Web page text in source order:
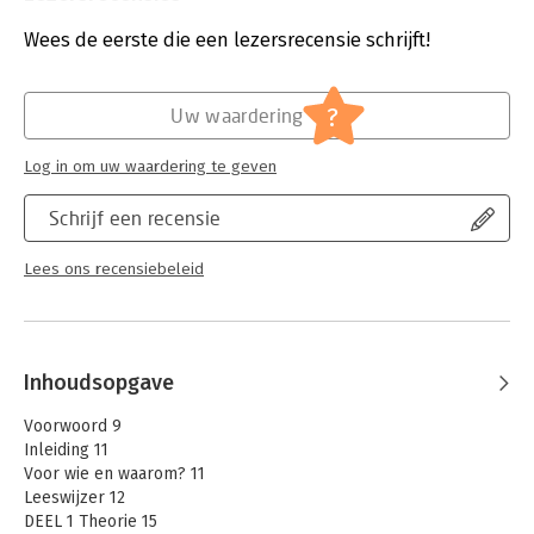
Verschijningsdatum:
20-10-2017
Wees de eerste die een lezersrecensie schrijft!
Schrijf een recensie
Lees ons recensiebeleid
Uw waardering ?
Log in om uw waardering te geven
Inhoudsopgave
Voorwoord 9
Inleiding 11
Voor wie en waarom? 11
Leeswijzer 12
DEEL 1 Theorie 15